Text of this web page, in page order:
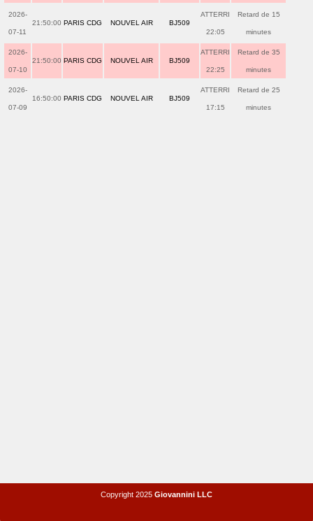
2026-
07-11
21:50:00 PARIS CDG NOUVEL AIR BJ509
ATTERRI
22:05
Retard de 15
minutes
2026-
07-10
21:50:00 PARIS CDG NOUVEL AIR BJ509
ATTERRI
22:25
Retard de 35
minutes
2026-
07-09
16:50:00 PARIS CDG NOUVEL AIR BJ509
ATTERRI
17:15
Retard de 25
minutes
Copyright 2025 Giovannini LLC